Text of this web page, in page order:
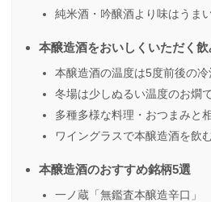
純米酒・吟醸酒より味はうま
本醸造酒をおいしくいただく
本醸造酒の温度は5度前後の
冬場は少しぬるい温度のお燗
多種多様な料理・おつまみと
ワイングラスで本醸造酒を飲
本醸造酒のおすすめ銘柄5選
一ノ蔵「無鑑査本醸造辛口」